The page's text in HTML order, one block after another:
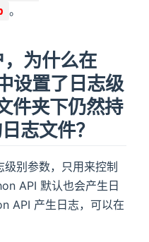
。
为什么在
设置了日志级
件夹下仍然持
志文件？
别参数，只用来控制
API 默认也会产生日
API 产生日志，可以在